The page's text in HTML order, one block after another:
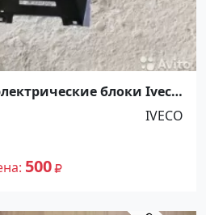
блоки Iveco
IVECO
500